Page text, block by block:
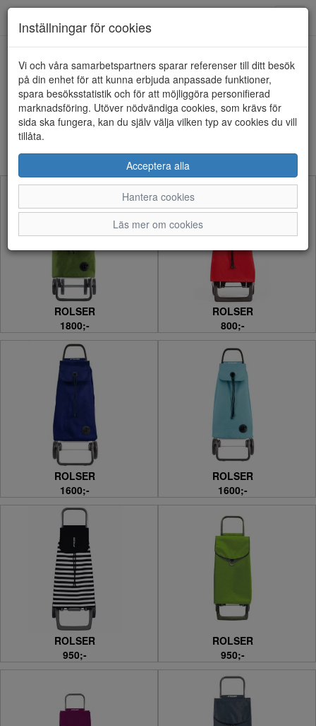
ROLSER (16 artiklar)
Sortera efter:
ROLSER
1800;-
ROLSER
800;-
ROLSER
1600;-
ROLSER
1600;-
ROLSER
950;-
ROLSER
950;-
Inställningar för cookies
Vi och våra samarbetspartners sparar referenser till ditt besök
på din enhet för att kunna erbjuda anpassade funktioner,
spara besöksstatistik och för att möjliggöra personifierad
marknadsföring. Utöver nödvändiga cookies, som krävs för
sida ska fungera, kan du själv välja vilken typ av cookies du vill
tillåta.
Acceptera alla
Hantera cookies
Läs mer om cookies